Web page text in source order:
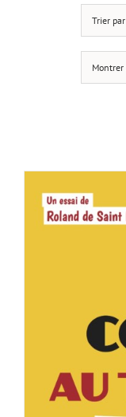
Trier par
Montrer